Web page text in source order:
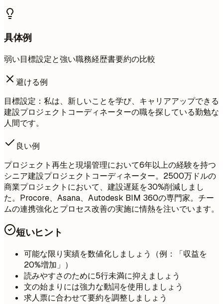
具体例
弱い目標設定と強い職務経歴書要約の比較
避ける例
目標設定：私は、新しいことを学び、キャリアアップできる
建設プロジェクトコーディネーターの職を探している勤勉な
人間です。
良い例
プロジェクト再生と現場管理において6年以上の経験を持つ
シニア建設プロジェクトコーディネーター。2500万ドルの
商業プロジェクトにおいて、建設遅延を30%削減しまし
た。Procore、Asana、Autodesk BIM 360の専門家。チー
ムの連携強化とプロセス改善の実施に情熱を注いでいます。
短いヒント
可能な限り実績を数値化しましょう（例：「収益を
20%増加」）
読みやすさのために5行未満に抑えましょう
文の始まりには強力な動詞を使用しましょう
求人票に合わせて要約を調整しましょう